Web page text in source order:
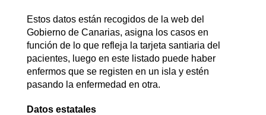
Estos datos están recogidos de la web del
Gobierno de Canarias, asigna los casos en
función de lo que refleja la tarjeta santiaria del
pacientes, luego en este listado puede haber
enfermos que se registen en un isla y estén
pasando la enfermedad en otra.
Datos estatales